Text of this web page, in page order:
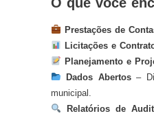
Prestações de
Licitações e
Planejamento e
Dados Abertos–
municipal.
Relatórios de